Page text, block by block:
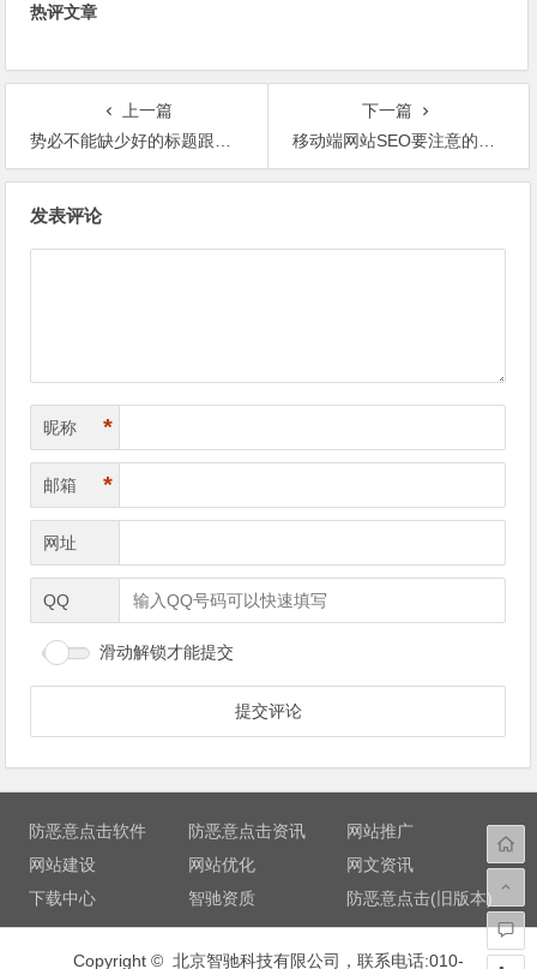
热评文章
上一篇
势必不能缺少好的标题跟内容
下一篇
移动端网站SEO要注意的八大要点
发表评论
昵称 *
邮箱 *
网址
QQ
滑动解锁才能提交
防恶意点击软件 防恶意点击资讯
网站推广
网站建设
网站优化
网文资讯
下载中心
智驰资质 防恶意点击(旧版本)
Copyright © 北京智驰科技有限公司，联系电话:010-